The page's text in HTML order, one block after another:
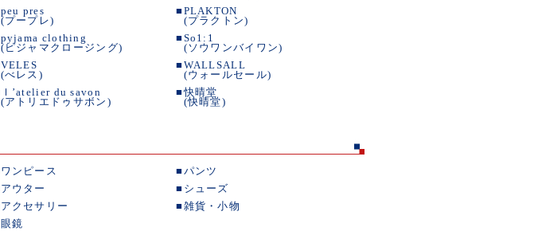
peu pres
(プープレ)
■ PLAKTON
(プラクトン)
pyjama clothing
(ピジャマクロージング)
■ So1:1
(ソウワンバイワン)
VELES
(べレス)
■ WALLSALL
(ウォールセール)
ｌ’atelier du savon
(アトリエドゥサボン)
■快晴堂
(快晴堂)
ワンピース ■ パンツ
アウター ■ シューズ
アクセサリー ■ 雑貨・小物
眼鏡